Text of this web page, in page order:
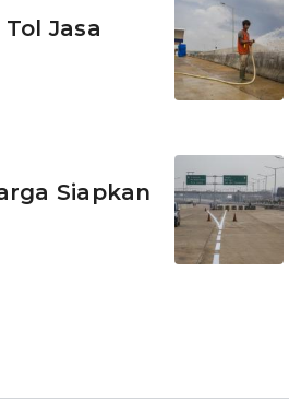
Jasa
Siapkan